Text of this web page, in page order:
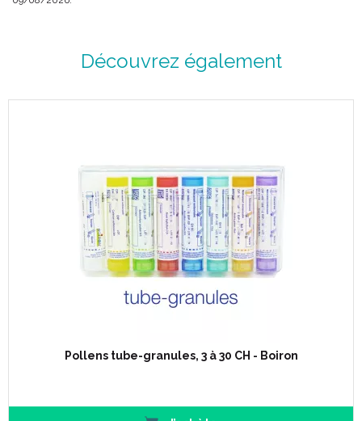
Découvrez également
Pollens tube-granules, 3 à 30 CH - Boiron